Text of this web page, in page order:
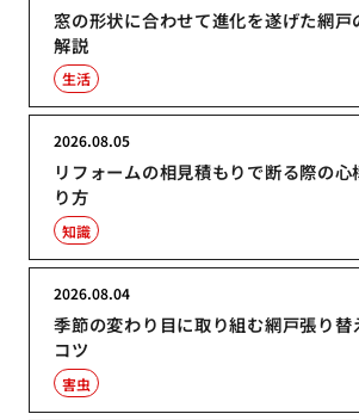
窓の形状に合わせて進化を遂げた網
解説
生活
リフォームの相見積もりで断る際の
り方
2026.08.05
知識
季節の変わり目に取り組む網戸張り替
コツ
2026.08.04
害虫